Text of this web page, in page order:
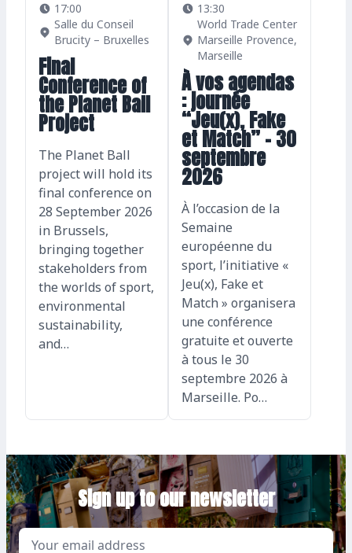
17:00
Salle du Conseil
Brucity – Bruxelles
Final
Conference of
the Planet Ball
Project
The Planet Ball
project will hold its
final conference on
28 September 2026
in Brussels,
bringing together
stakeholders from
the worlds of sport,
environmental
sustainability,
and…
13:30
World Trade Center
Marseille Provence,
Marseille
À vos agendas
: journée
“Jeu(x), Fake
et Match” – 30
septembre
2026
À l’occasion de la
Semaine
européenne du
sport, l’initiative «
Jeu(x), Fake et
Match » organisera
une conférence
gratuite et ouverte
à tous le 30
septembre 2026 à
Marseille. Po…
Sign up to our newsletter